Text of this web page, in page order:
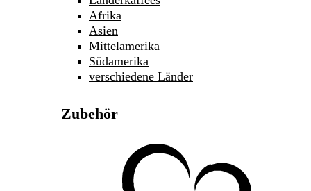
Afrika
Asien
Mittelamerika
Südamerika
verschiedene Länder
Zubehör